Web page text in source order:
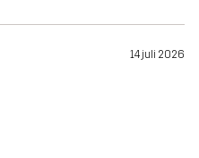
14 juli 2026